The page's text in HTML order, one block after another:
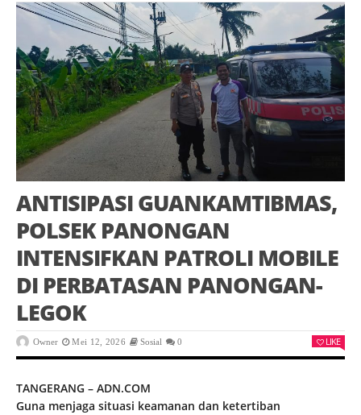
ANTISIPASI GUANKAMTIBMAS,
POLSEK PANONGAN
INTENSIFKAN PATROLI MOBILE
DI PERBATASAN PANONGAN-
LEGOK
Owner Mei 12, 2026 Sosial 0 LIKE
TANGERANG – ADN.COM
Guna menjaga situasi keamanan dan ketertiban